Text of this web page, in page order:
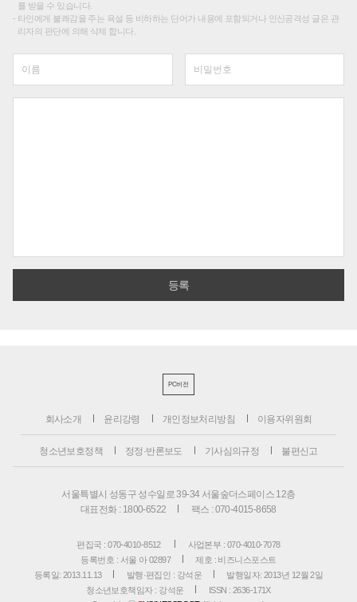
를 받을 수 있습니다.
타인에게 불쾌감을 주는 욕설 등 비하하는 단어가 내용에 포함되거나 인신공격성 글은 관
리자의 판단에 의해 삭제 합니다.
PC버전
회사소개 윤리강령 개인정보처리방침 이용자위원회
청소년보호정책 정정·반론보도 기사심의규정 불편신고
서울특별시 성동구 성수일로 39-34 서울숲더스페이스 12층
대표전화 : 1800-6522
팩스 : 070-4015-8658
편집국 : 070-4010-8512
사업본부 : 070-4010-7078
등록번호 : 서울 아 02897
제호 : 비즈니스포스트
등록일: 2013.11.13
발행·편집인 : 강석운
발행일자: 2013년 12월 2일
청소년보호책임자 : 강석운
ISSN : 2636-171X